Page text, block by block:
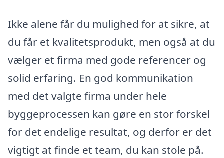
Ikke alene får du mulighed for at sikre, at
du får et kvalitetsprodukt, men også at du
vælger et firma med gode referencer og
solid erfaring. En god kommunikation
med det valgte firma under hele
byggeprocessen kan gøre en stor forskel
for det endelige resultat, og derfor er det
vigtigt at finde et team, du kan stole på.